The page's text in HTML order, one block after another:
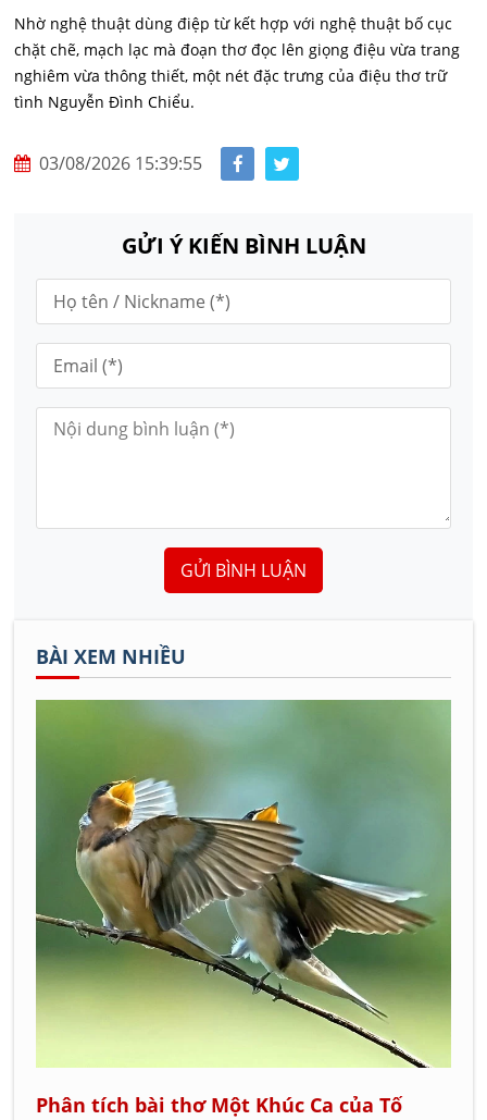
Nhờ nghệ thuật dùng điệp từ kết hợp với nghệ thuật bố cục
chặt chẽ, mạch lạc mà đoạn thơ đọc lên giọng điệu vừa trang
nghiêm vừa thông thiết, một nét đặc trưng của điệu thơ trữ
tình Nguyễn Đình Chiểu.
03/08/2026 15:39:55
GỬI Ý KIẾN BÌNH LUẬN
GỬI BÌNH LUẬN
BÀI XEM NHIỀU
Phân tích bài thơ Một Khúc Ca của Tố